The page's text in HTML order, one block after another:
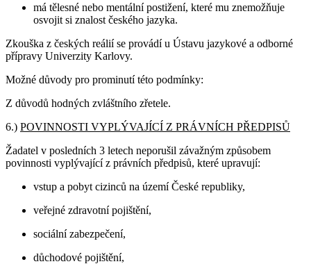
má tělesné nebo mentální postižení, které mu znemožňuje
osvojit si znalost českého jazyka.
Zkouška z českých reálií se provádí u Ústavu jazykové a odborné
přípravy Univerzity Karlovy.
Možné důvody pro prominutí této podmínky:
Z důvodů hodných zvláštního zřetele.
6.) POVINNOSTI VYPLÝVAJÍCÍ Z PRÁVNÍCH PŘEDPISŮ
Žadatel v posledních 3 letech neporušil závažným způsobem
povinnosti vyplývající z právních předpisů, které upravují:
vstup a pobyt cizinců na území České republiky,
veřejné zdravotní pojištění,
sociální zabezpečení,
důchodové pojištění,